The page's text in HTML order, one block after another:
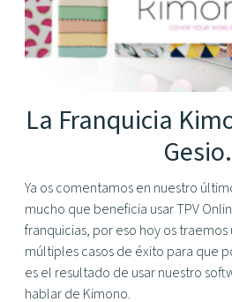
La Franquicia
Gesio.
Ya os comentamos en nuestro
mucho que beneficia usar TPV
franquicias, por eso hoy os
múltiples casos de éxito para que
es el resultado de usar nuestro
hablar de Kimono.